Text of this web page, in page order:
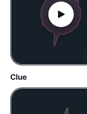
Clue